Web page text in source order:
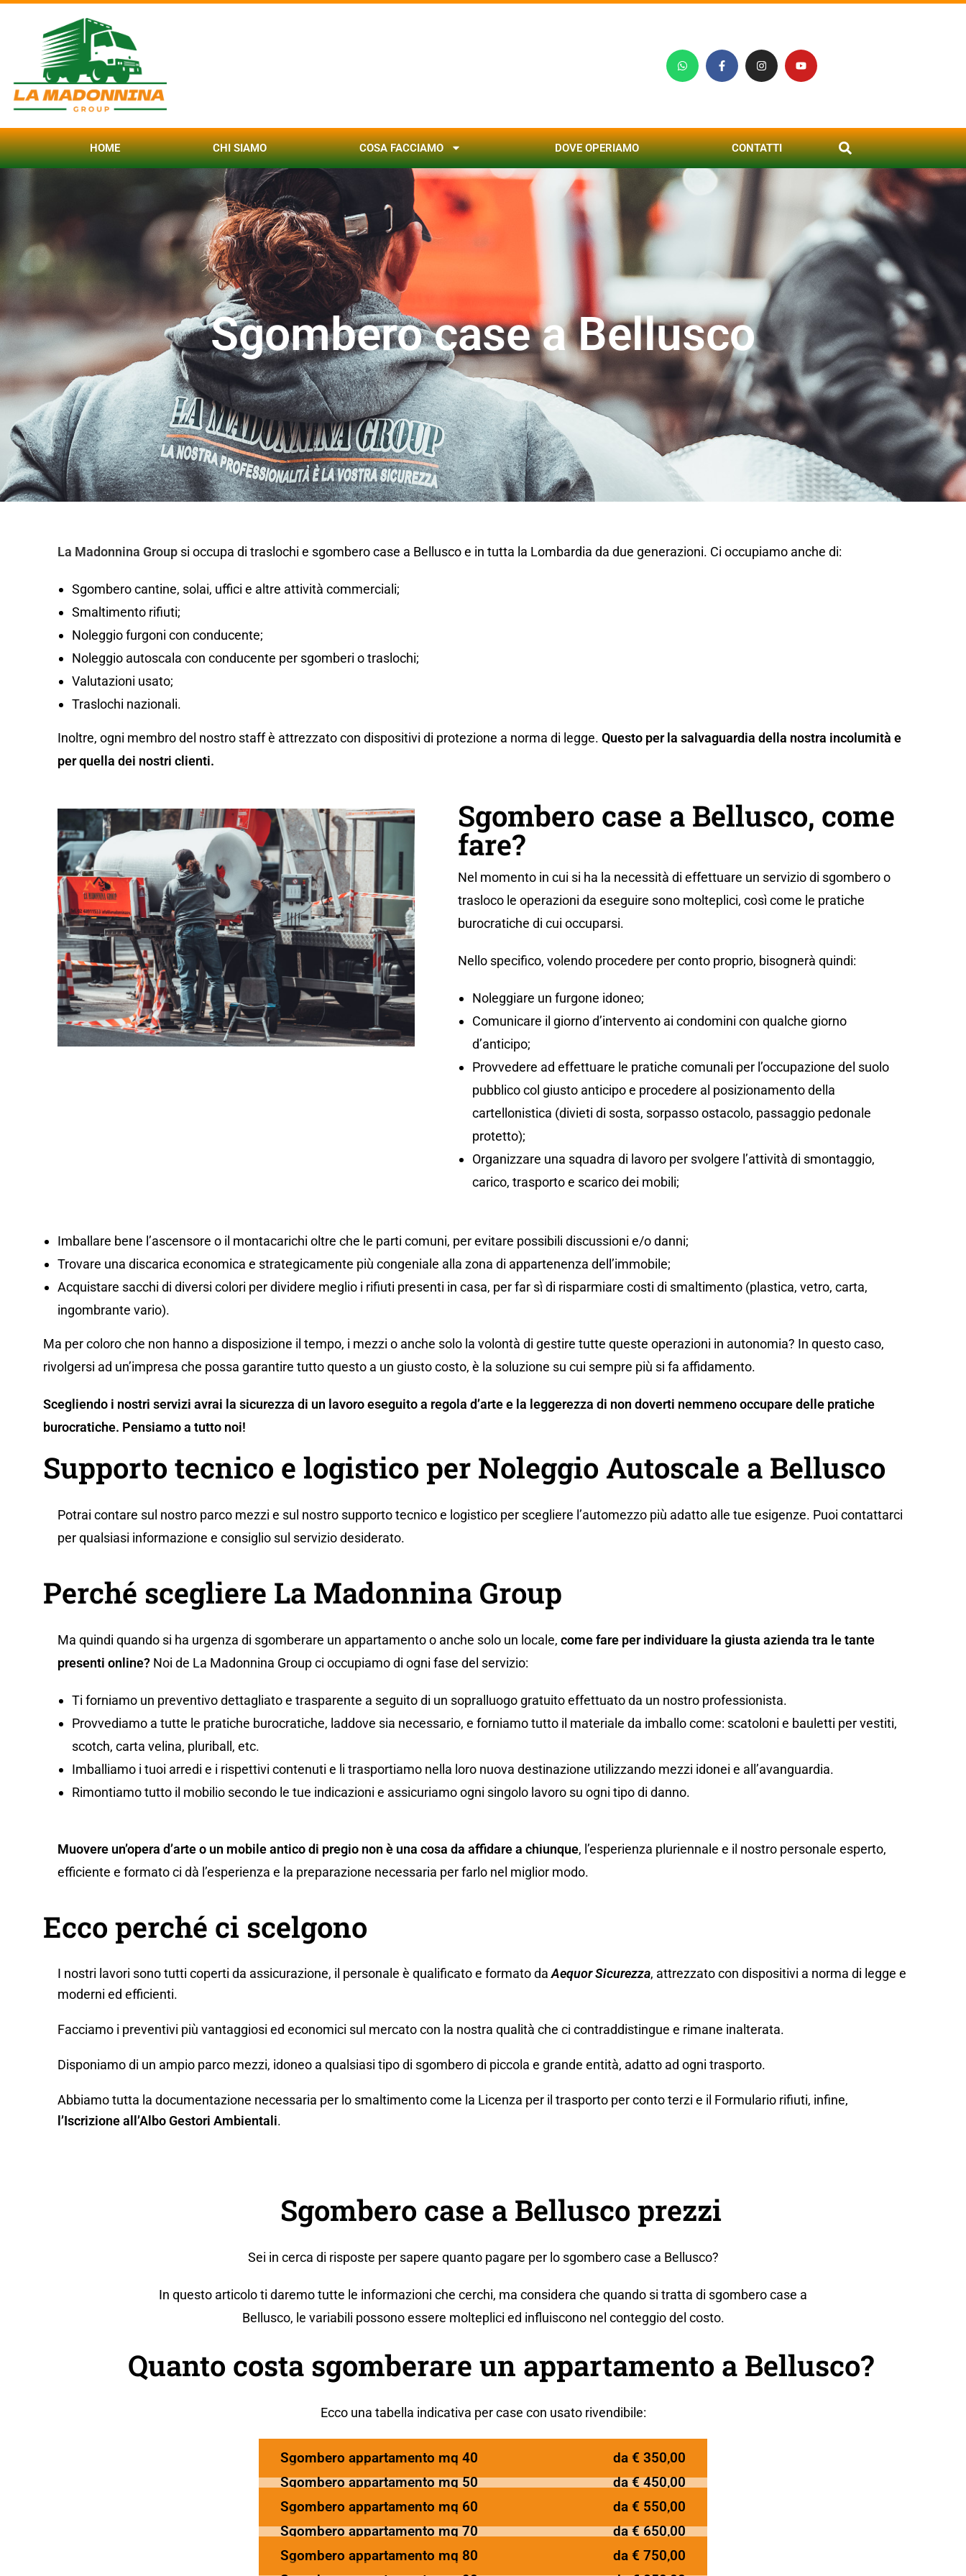
HOME CHI SIAMO COSA FACCIAMO DOVE OPERIAMO CONTATTI
Sgombero case a Bellusco
La Madonnina Group si occupa di traslochi e sgombero case a Bellusco e in tutta la Lombardia da due generazioni. Ci occupiamo anche di:
Sgombero cantine, solai, uffici e altre attività commerciali;
Smaltimento rifiuti;
Noleggio furgoni con conducente;
Noleggio autoscala con conducente per sgomberi o traslochi;
Valutazioni usato;
Traslochi nazionali.
Inoltre, ogni membro del nostro staff è attrezzato con dispositivi di protezione a norma di legge. Questo per la salvaguardia della nostra incolumità e
per quella dei nostri clienti.
Sgombero case a Bellusco, come
fare?
Nel momento in cui si ha la necessità di effettuare un servizio di sgombero o
trasloco le operazioni da eseguire sono molteplici, così come le pratiche
burocratiche di cui occuparsi.
Nello specifico, volendo procedere per conto proprio, bisognerà quindi:
Noleggiare un furgone idoneo;
Comunicare il giorno d’intervento ai condomini con qualche giorno
d’anticipo;
Provvedere ad effettuare le pratiche comunali per l’occupazione del suolo
pubblico col giusto anticipo e procedere al posizionamento della
cartellonistica (divieti di sosta, sorpasso ostacolo, passaggio pedonale
protetto);
Organizzare una squadra di lavoro per svolgere l’attività di smontaggio,
carico, trasporto e scarico dei mobili;
Imballare bene l’ascensore o il montacarichi oltre che le parti comuni, per evitare possibili discussioni e/o danni;
Trovare una discarica economica e strategicamente più congeniale alla zona di appartenenza dell’immobile;
Acquistare sacchi di diversi colori per dividere meglio i rifiuti presenti in casa, per far sì di risparmiare costi di smaltimento (plastica, vetro, carta,
ingombrante vario).
Ma per coloro che non hanno a disposizione il tempo, i mezzi o anche solo la volontà di gestire tutte queste operazioni in autonomia? In questo caso,
rivolgersi ad un’impresa che possa garantire tutto questo a un giusto costo, è la soluzione su cui sempre più si fa affidamento.
Scegliendo i nostri servizi avrai la sicurezza di un lavoro eseguito a regola d’arte e la leggerezza di non doverti nemmeno occupare delle pratiche
burocratiche. Pensiamo a tutto noi!
Supporto tecnico e logistico per Noleggio Autoscale a Bellusco
Potrai contare sul nostro parco mezzi e sul nostro supporto tecnico e logistico per scegliere l’automezzo più adatto alle tue esigenze. Puoi contattarci
per qualsiasi informazione e consiglio sul servizio desiderato.
Perché scegliere La Madonnina Group
Ma quindi quando si ha urgenza di sgomberare un appartamento o anche solo un locale, come fare per individuare la giusta azienda tra le tante
presenti online? Noi de La Madonnina Group ci occupiamo di ogni fase del servizio:
Ti forniamo un preventivo dettagliato e trasparente a seguito di un sopralluogo gratuito effettuato da un nostro professionista.
Provvediamo a tutte le pratiche burocratiche, laddove sia necessario, e forniamo tutto il materiale da imballo come: scatoloni e bauletti per vestiti,
scotch, carta velina, pluriball, etc.
Imballiamo i tuoi arredi e i rispettivi contenuti e li trasportiamo nella loro nuova destinazione utilizzando mezzi idonei e all’avanguardia.
Rimontiamo tutto il mobilio secondo le tue indicazioni e assicuriamo ogni singolo lavoro su ogni tipo di danno.
Muovere un’opera d’arte o un mobile antico di pregio non è una cosa da affidare a chiunque, l’esperienza pluriennale e il nostro personale esperto,
efficiente e formato ci dà l’esperienza e la preparazione necessaria per farlo nel miglior modo.
Ecco perché ci scelgono
I nostri lavori sono tutti coperti da assicurazione, il personale è qualificato e formato daAequor Sicurezza, attrezzato con dispositivi a norma di legge e
moderni ed efficienti.
Facciamo i preventivi più vantaggiosi ed economici sul mercato con la nostra qualità che ci contraddistingue e rimane inalterata.
Disponiamo di un ampio parco mezzi, idoneo a qualsiasi tipo di sgombero di piccola e grande entità, adatto ad ogni trasporto.
Abbiamo tutta la documentazione necessaria per lo smaltimento come la Licenza per il trasporto per conto terzi e il Formulario rifiuti, infine,
l’Iscrizione all’Albo Gestori Ambientali.
Sgombero case a Bellusco prezzi
Sei in cerca di risposte per sapere quanto pagare per lo sgombero case a Bellusco?
In questo articolo ti daremo tutte le informazioni che cerchi, ma considera che quando si tratta di sgombero case a
Bellusco, le variabili possono essere molteplici ed influiscono nel conteggio del costo.
Quanto costa sgomberare un appartamento a Bellusco?
Ecco una tabella indicativa per case con usato rivendibile:
Sgombero appartamento mq 40
da € 350,00
Sgombero appartamento mq 50
da € 450,00
Sgombero appartamento mq 60
da € 550,00
Sgombero appartamento mq 70
da € 650,00
Sgombero appartamento mq 80
da € 750,00